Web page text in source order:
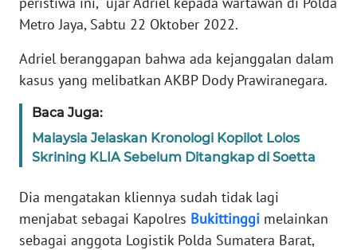
Metro Jaya, Sabtu 22 Oktober 2022.
Adriel beranggapan bahwa ada kejanggalan dalam
kasus yang melibatkan AKBP Dody Prawiranegara.
Baca Juga:
Malaysia Jelaskan Kronologi Kopilot Lolos
Skrining KLIA Sebelum Ditangkap di Soetta
Dia mengatakan kliennya sudah tidak lagi
menjabat sebagai Kapolres Bukittinggi melainkan
sebagai anggota Logistik Polda Sumatera Barat,
DISCLAIMER
Wahana
News
Regional
WN
SUMUT
WN
JAKARTA